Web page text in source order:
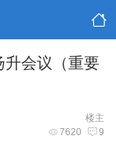
升会议（重要
楼主
7620 9